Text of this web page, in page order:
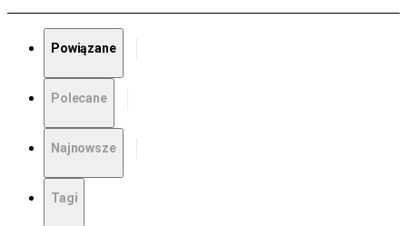
Powiązane
Polecane
Najnowsze
Tagi